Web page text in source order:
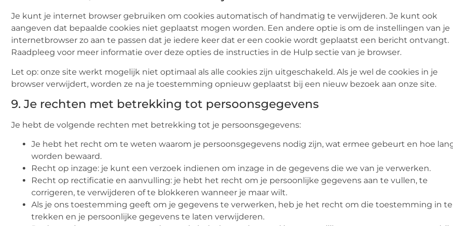
Je kunt je internet browser gebruiken om cookies automatisch of handmatig te verwijderen. Je kunt ook
aangeven dat bepaalde cookies niet geplaatst mogen worden. Een andere optie is om de instellingen van je
internetbrowser zo aan te passen dat je iedere keer dat er een cookie wordt geplaatst een bericht ontvangt.
Raadpleeg voor meer informatie over deze opties de instructies in de Hulp sectie van je browser.
Let op: onze site werkt mogelijk niet optimaal als alle cookies zijn uitgeschakeld. Als je wel de cookies in je
browser verwijdert, worden ze na je toestemming opnieuw geplaatst bij een nieuw bezoek aan onze site.
9. Je rechten met betrekking tot persoonsgegevens
Je hebt de volgende rechten met betrekking tot je persoonsgegevens:
Je hebt het recht om te weten waarom je persoonsgegevens nodig zijn, wat ermee gebeurt en hoe
worden bewaard.
Recht op inzage: je kunt een verzoek indienen om inzage in de gegevens die we van je verwerken.
Recht op rectificatie en aanvulling: je hebt het recht om je persoonlijke gegevens aan te vullen, te
corrigeren, te verwijderen of te blokkeren wanneer je maar wilt.
Als je ons toestemming geeft om je gegevens te verwerken, heb je het recht om die toestemming in te
trekken en je persoonlijke gegevens te laten verwijderen.